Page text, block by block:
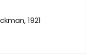
1921